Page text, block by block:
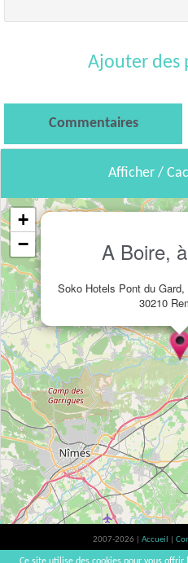
Ajouter des
Commentaires
Afficher /
A Boire,
Soko Hotels Pont du
30210
+
−
2007-2026 | Accueil
L'abus d'alcool est dangereux pour la